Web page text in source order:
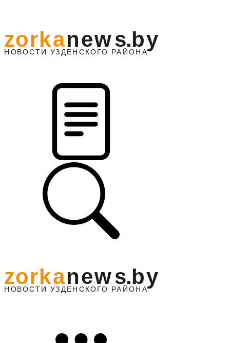
НО ВОСТИ УЗДЕНС КО ГО РАЙОНА
zorkanews.by